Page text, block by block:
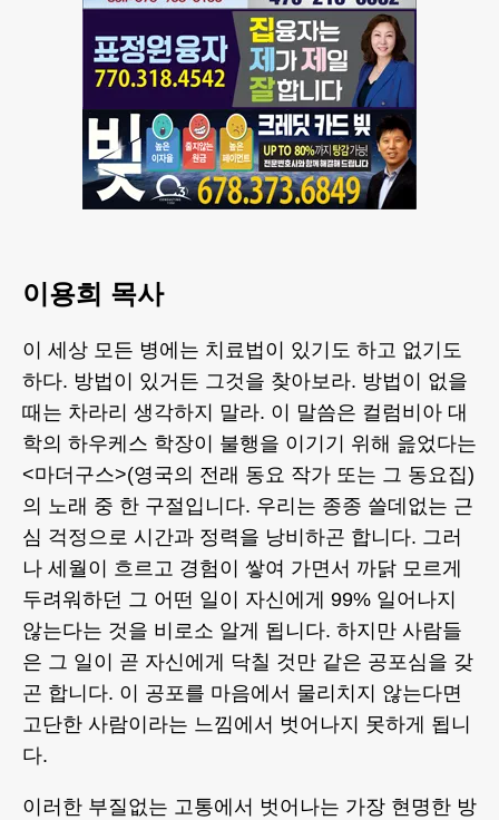
이용희 목사
이 세상 모든 병에는 치료법이 있기도 하고 없기도
하다. 방법이 있거든 그것을 찾아보라. 방법이 없을
때는 차라리 생각하지 말라. 이 말씀은 컬럼비아 대
학의 하우케스 학장이 불행을 이기기 위해 읊었다는
<마더구스>(영국의 전래 동요 작가 또는 그 동요집)
의 노래 중 한 구절입니다. 우리는 종종 쓸데없는 근
심 걱정으로 시간과 정력을 낭비하곤 합니다. 그러
나 세월이 흐르고 경험이 쌓여 가면서 까닭 모르게
두려워하던 그 어떤 일이 자신에게 99% 일어나지
않는다는 것을 비로소 알게 됩니다. 하지만 사람들
은 그 일이 곧 자신에게 닥칠 것만 같은 공포심을 갖
곤 합니다. 이 공포를 마음에서 물리치지 않는다면
고단한 사람이라는 느낌에서 벗어나지 못하게 됩니
다.
이러한 부질없는 고통에서 벗어나는 가장 현명한 방